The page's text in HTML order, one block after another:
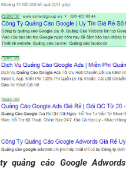
quảng cáo Google Adwords